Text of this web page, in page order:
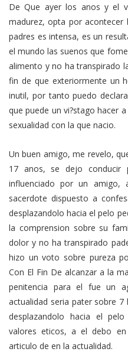
De Que ayer los anos y el
madurez, opta por acontecer
padres es intensa, es un
el mundo las suenos que
alimento y no ha transpirado
fin de que exteriormente un
inutil, por tanto puedo
que puede un vi?stago hacer
sexualidad con la que nacio.
Un buen amigo, me revelo,
17 anos, se dejo conducir
influenciado por un
sacerdote dispuesto a
desplazandolo hacia el pelo
la comprension sobre su
dolor y no ha transpirado
hizo un voto sobre pureza
Con El Fin De alcanzar a la
penitencia para el fue un
actualidad seri­a pater sobre
desplazandolo hacia el
valores eticos, a el debo
articulo de en la actualidad.